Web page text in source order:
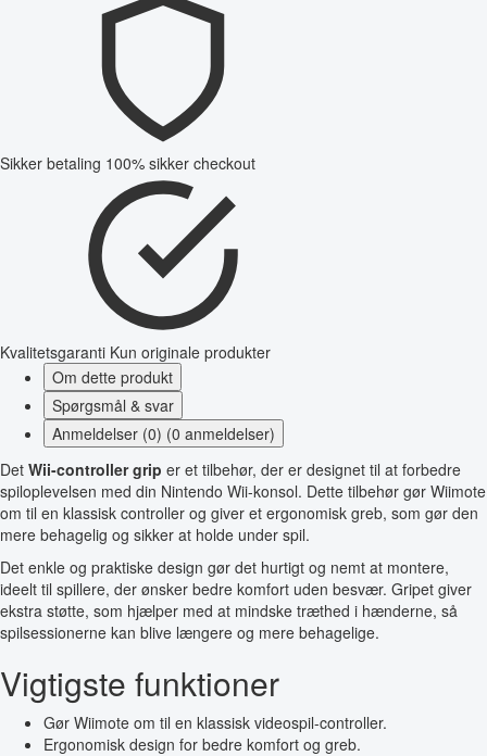
Sikker betaling 100% sikker checkout
Kvalitetsgaranti Kun originale produkter
Om dette produkt
Spørgsmål & svar
Anmeldelser (0) (0 anmeldelser)
Det Wii-controller grip er et tilbehør, der er designet til at forbedre
spiloplevelsen med din Nintendo Wii-konsol. Dette tilbehør gør Wiimote
om til en klassisk controller og giver et ergonomisk greb, som gør den
mere behagelig og sikker at holde under spil.
Det enkle og praktiske design gør det hurtigt og nemt at montere,
ideelt til spillere, der ønsker bedre komfort uden besvær. Gripet giver
ekstra støtte, som hjælper med at mindske træthed i hænderne, så
spilsessionerne kan blive længere og mere behagelige.
Vigtigste funktioner
Gør Wiimote om til en klassisk videospil-controller.
Ergonomisk design for bedre komfort og greb.